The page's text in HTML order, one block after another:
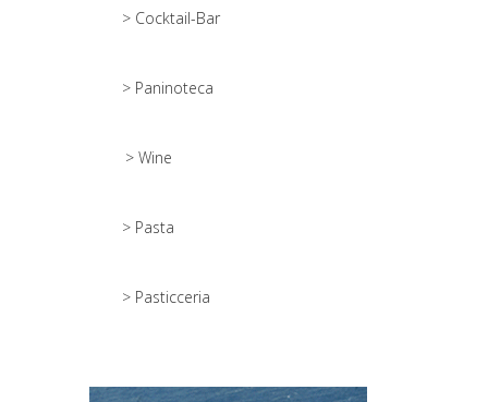
> Cocktail-Bar
> Paninoteca
> Wine
> Pasta
> Pasticceria